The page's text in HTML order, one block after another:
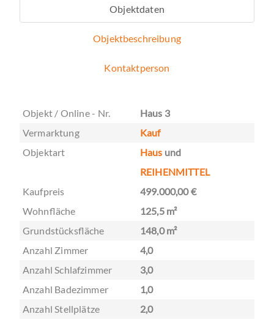
Objektdaten
Objektbeschreibung
Kontaktperson
Objekt / Online - Nr.
Haus 3
Vermarktung
Kauf
Objektart
Haus und
REIHENMITTEL
Kaufpreis
499.000,00 €
Wohnfläche
125,5 m²
Grundstücksfläche
148,0 m²
Anzahl Zimmer
4,0
Anzahl Schlafzimmer
3,0
Anzahl Badezimmer
1,0
Anzahl Stellplätze
2,0